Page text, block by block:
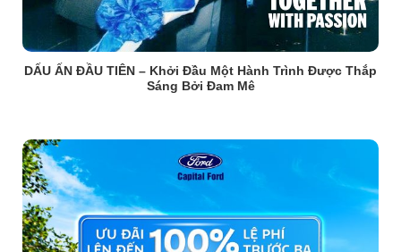
DẤU ẤN ĐẦU TIÊN – Khởi Đầu Một Hành Trình Được Thắp
Sáng Bởi Đam Mê